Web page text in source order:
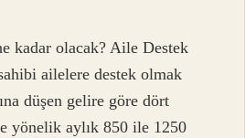
kadar olacak? Aile Destek
ailelere destek olmak
düşen gelire göre dört
yönelik aylık 850 ile 1250